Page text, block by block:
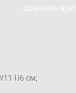
ДОБАВИТЬ В
H6 см;